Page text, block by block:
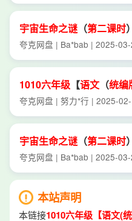
宇宙生命之谜 （第二课时
夸克网盘 | Ba*bab | 2025-
1010六年级 【语文 （统编
时) 4练习题
夸克网盘 | 努力*行 | 2025-
宇宙生命之谜 （第二课时
夸克网盘 | Ba*bab | 2025-
本站声明
本链接1010六年级【语文(